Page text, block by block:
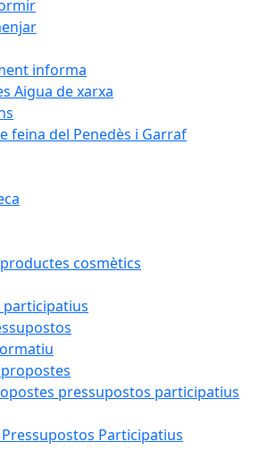
informa
Aigua de xarxa
feina del Penedès i Garraf
cosmètics
participatius
propostes
pressupostos participatius
Participatius